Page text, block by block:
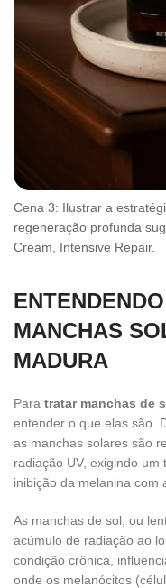
Cena 3: Ilustrar a
regeneração profunda
Cream, Intensive Repair.
MANCHAS
MADURA
Para tratar manchas de
entender o que elas são.
as manchas solares são
radiação UV, exigindo
inibição da melanina com
As manchas de sol, ou
acúmulo de radiação ao
condição crônica,
onde os melanócitos